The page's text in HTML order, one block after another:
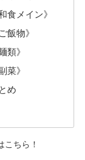
食メイン》
飯物》
類》
菜》
め
こちら！